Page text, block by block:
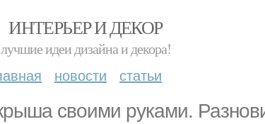
ИНТЕРЬЕР И ДЕКОР
лучшие идеи дизайна и декора!
новости статьи
своими руками.